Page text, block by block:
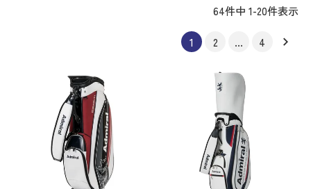
64件中 1-20件表示
1 2 … 4